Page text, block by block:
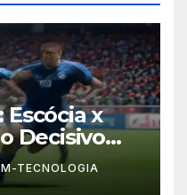
x
Decisivo
Grupo
TECNOLOGIA